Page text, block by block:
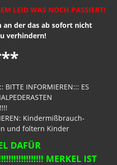
2017
2017
2017
LEID WAS NOCH PASSIERT!
an der das ab sofort nicht
verhindern!
BITTE INFORMIEREN::: ES
Kindermißbrauch-
und foltern Kinder
DAFÜR
MERKEL IST